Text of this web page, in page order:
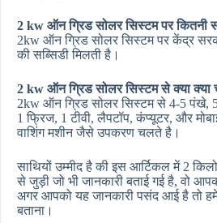
2 kw ऑन ग्रिड सोलर सिस्टम पर कितनी
2kw ऑन ग्रिड सोलर सिस्टम पर केंद्र
की सब्सिडी मिलती है।
2 kw ऑन ग्रिड सोलर सिस्टम से क्या क्या
2kw ऑन ग्रिड सोलर सिस्टम से 4-5 पंखे,
1 फ्रिज, 1 टीवी, लैपटॉप, कंप्यूटर, और
वाशिंग मशीन जैसे उपकरण चलते है।
साथियों उम्मीद है की इस आर्टिकल में 2
से जुड़ी जो भी जानकारी बताई गई है, वो
अगर आपको यह जानकारी पसंद आई है तो
बताना।